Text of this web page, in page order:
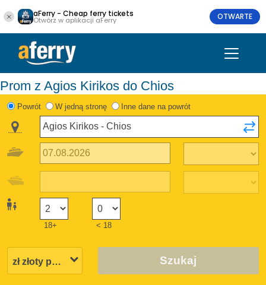
aFerry - Cheap ferry tickets
Otwórz w aplikacji aFerry OTWARTE
Prom z Agios Kirikos do Chios
Powrót W jedną stronę Inne dane na powrót
18+ < 18
Szukaj